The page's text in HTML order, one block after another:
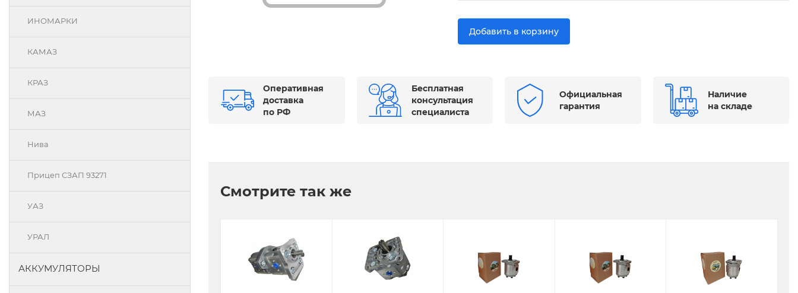
ИНОМАРКИ
КАМАЗ
КРАЗ
МАЗ
Нива
Прицеп СЗАП 93271
УАЗ
УРАЛ
АККУМУЛЯТОРЫ
Добавить в корзину
Оперативная
доставка
по РФ
Бесплатная
консультация
специалиста
Официальная
гарантия
Наличие
на складе
Смотрите так же